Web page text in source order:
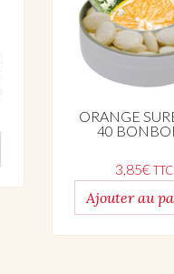
ORANGE
40
3,85€ TTC
Ajouter au